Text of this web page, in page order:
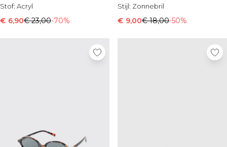
Stof: Acryl
€ 6,90€ 23,00-70%
Stijl: Zonnebril
€ 9,00€ 18,00-50%